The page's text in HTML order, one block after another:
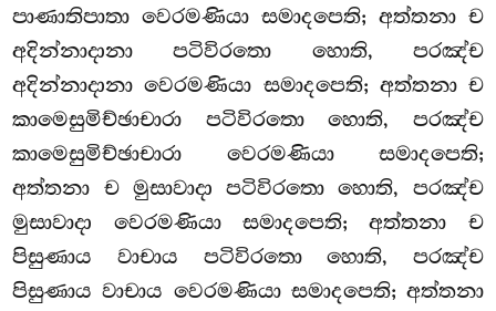
පාණාතිපාතා වෙරමණියා සමාදපෙති; අත්තනා ච
අදින්නාදානා පටිවිරතො හොති, පරඤ්ච
අදින්නාදානා වෙරමණියා සමාදපෙති; අත්තනා ච
කාමෙසුමිච්ඡාචාරා පටිවිරතො හොති, පරඤ්ච
කාමෙසුමිච්ඡාචාරා වෙරමණියා සමාදපෙති;
අත්තනා ච මුසාවාදා පටිවිරතො හොති, පරඤ්ච
මුසාවාදා වෙරමණියා සමාදපෙති; අත්තනා ච
පිසුණාය වාචාය පටිවිරතො හොති, පරඤ්ච
පිසුණාය වාචාය වෙරමණියා සමාදපෙති; අත්තනා